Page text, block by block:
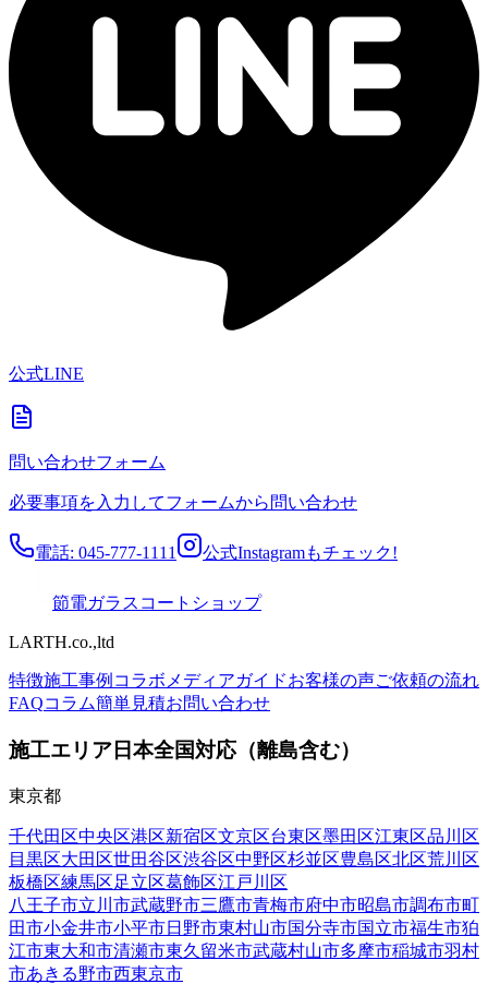
公式LINE
問い合わせフォーム
必要事項を入力してフォームから問い合わせ
電話: 045-777-1111 公式Instagramもチェック!
節電ガラスコートショップ
LARTH.co.,ltd
特徴施工事例 コラボ メディアガイドお客様の声ご依頼の流れ
FAQコラム簡単見積お問い合わせ
施工エリア 日本全国対応（離島含む）
東京都
千代田区中央区港区新宿区文京区台東区墨田区江東区品川区
目黒区大田区世田谷区渋谷区中野区杉並区豊島区北区荒川区
板橋区練馬区足立区葛飾区江戸川区
八王子市立川市武蔵野市三鷹市青梅市府中市昭島市調布市町
田市小金井市小平市日野市東村山市国分寺市国立市福生市狛
江市東大和市清瀬市東久留米市武蔵村山市多摩市稲城市羽村
市あきる野市西東京市